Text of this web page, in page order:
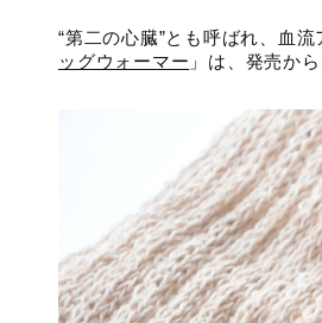
“第二の心臓”とも呼ばれ、血
ッグウォーマー 」は、発売か